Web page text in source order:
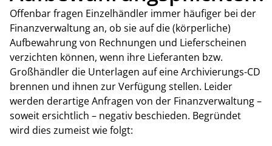
Offenbar fragen Einzelhändler immer häufiger bei der
Finanzverwaltung an, ob sie auf die (körperliche)
Aufbewahrung von Rechnungen und Lieferscheinen
verzichten können, wenn ihre Lieferanten bzw.
Großhändler die Unterlagen auf eine Archivierungs-CD
brennen und ihnen zur Verfügung stellen. Leider
werden derartige Anfragen von der Finanzverwaltung –
soweit ersichtlich – negativ beschieden. Begründet
wird dies zumeist wie folgt: